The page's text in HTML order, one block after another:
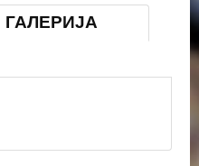
ГАЛЕРИЈА
МАК